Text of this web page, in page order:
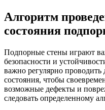
Алгоритм
состояния
Подпорные стены играют
безопасности и
важно регулярно проводить
состояния, чтобы
возможные дефекты и
следовать определенному